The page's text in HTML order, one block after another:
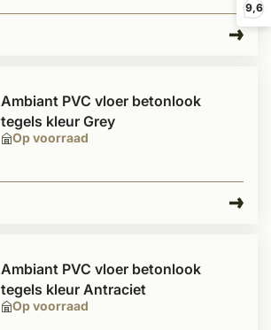
9,6
Op voorraad
Ambiant PVC vloer betonlook
tegels kleur Grey
Op voorraad
Ambiant PVC vloer betonlook
tegels kleur Antraciet